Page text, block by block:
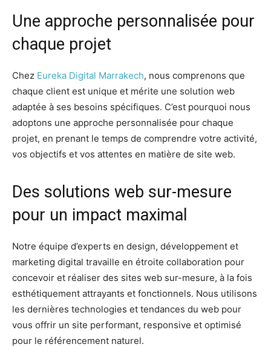
Une approche personnalisée pour
chaque projet
Chez Eureka Digital Marrakech, nous comprenons que
chaque client est unique et mérite une solution web
adaptée à ses besoins spécifiques. C’est pourquoi nous
adoptons une approche personnalisée pour chaque
projet, en prenant le temps de comprendre votre activité,
vos objectifs et vos attentes en matière de site web.
Des solutions web sur-mesure
pour un impact maximal
Notre équipe d’experts en design, développement et
marketing digital travaille en étroite collaboration pour
concevoir et réaliser des sites web sur-mesure, à la fois
esthétiquement attrayants et fonctionnels. Nous utilisons
les dernières technologies et tendances du web pour
vous offrir un site performant, responsive et optimisé
pour le référencement naturel.